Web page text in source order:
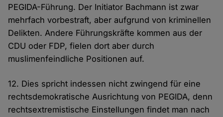
PEGIDA-Führung. Der Initiator Bachmann ist zwar
mehrfach vorbestraft, aber aufgrund von kriminellen
Delikten. Andere Führungskräfte kommen aus der
CDU oder FDP, fielen dort aber durch
muslimenfeindliche Positionen auf.
12. Dies spricht indessen nicht zwingend für eine
rechtsdemokratische Ausrichtung von PEGIDA, denn
rechtsextremistische Einstellungen findet man nach